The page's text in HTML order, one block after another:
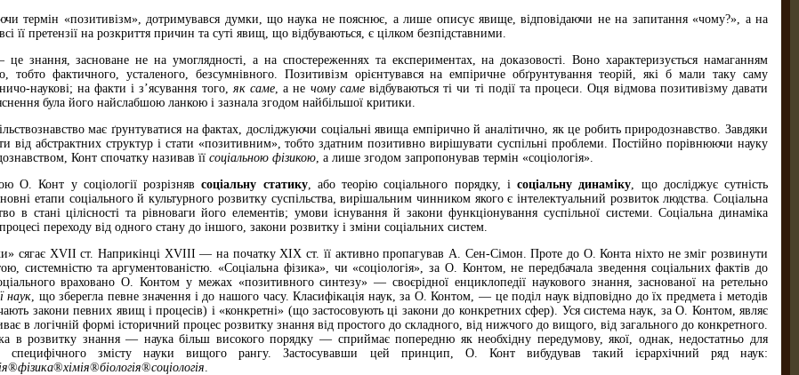
термін «позитивізм», дотримувався думки, що наука не пояснює, а лише описує явище, відповідаючи не на запитання «чому?», а на
її претензії на розкриття причин та суті явищ, що відбуваються, є цілком безпідставними.
знання, засноване не на умоглядності, а на спостереженнях та експериментах, на доказовості. Воно характеризується намаганням
тобто фактичного, усталеного, безсумнівного. Позитивізм орієнтувався на емпіричне обґрунтування теорій, які б мали таку саму
наукові; на факти і з’ясування того,як саме, а не чому самевідбуваються ті чи ті події та процеси. Оця відмова позитивізму давати
була його найслабшою ланкою і зазнала згодом найбільшої критики.
має ґрунтуватися на фактах, досліджуючи соціальні явища емпірично й аналітично, як це робить природознавство. Завдяки
від абстрактних структур і стати «позитивним», тобто здатним позитивно вирішувати суспільні проблеми. Постійно порівнюючи науку
Конт спочатку називав її соціальною фізикою, а лише згодом запропонував термін «соціологія».
О. Конт у соціології розрізнявсоціальну статику, або теорію соціального порядку, і соціальну динаміку, що досліджує сутність
етапи соціального й культурного розвитку суспільства, вирішальним чинником якого є інтелектуальний розвиток людства. Соціальна
в стані цілісності та рівноваги його елементів; умови існування й закони функціонування суспільної системи. Соціальна динаміка
переходу від одного стану до іншого, закони розвитку і зміни соціальних систем.
сягає XVII ст. Наприкінці XVIII — на початку ХІХ ст. її активно пропагував А. Сен-Сімон. Проте до О. Конта ніхто не зміг розвинути
системністю та аргументованістю. «Соціальна фізика», чи «соціологія», за О. Контом, не передбачала зведення соціальних фактів до
враховано О. Контом у межах «позитивного синтезу» — своєрідної енциклопедії наукового знання, заснованої на ретельно
наук, що зберегла певне значення і до нашого часу. Класифікація наук, за О. Контом, — це поділ наук відповідно до їх предмета і методів
закони певних явищ і процесів) і «конкретні» (що застосовують ці закони до конкретних сфер). Уся система наук, за О. Контом, являє
в логічній формі історичний процес розвитку знання від простого до складного, від нижчого до вищого, від загального до конкретного.
в розвитку знання — наука більш високого порядку — сприймає попередню як необхідну передумову, якої, однак, недостатньо для
специфічного змісту науки вищого рангу. Застосувавши цей принцип, О. Конт вибудував такий ієрархічний ряд наук:
®фізика®хімія®біологія®соціологія.